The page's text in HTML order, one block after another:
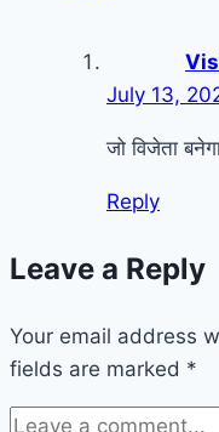
July 13,
जो विजेता
Reply
Leave a Reply
Your email address
fields are marked *